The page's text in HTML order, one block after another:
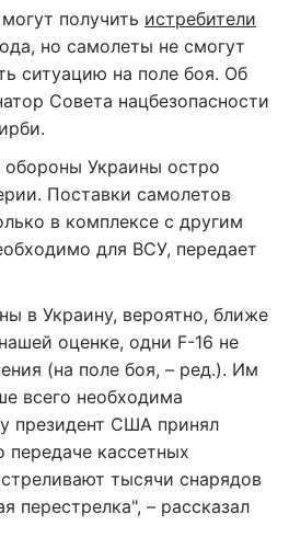
получить истребители
но самолеты не смогут
ситуацию на поле боя. Об
Совета нацбезопасности
Украины остро
Поставки самолетов
в комплексе с другим
для ВСУ, передает
в Украину, вероятно, ближе
оценке, одни F-16 не
(на поле боя, – ред.). Им
всего необходима
президент США принял
передаче кассетных
тысячи снарядов
перестрелка", – рассказал